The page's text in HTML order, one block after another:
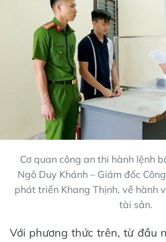
Cơ quan công an thi hành lệnh
Ngô Duy Khánh – Giám đốc
phát triển Khang Thịnh, về hành
tài sản.
Với phương thức trên, từ đầu